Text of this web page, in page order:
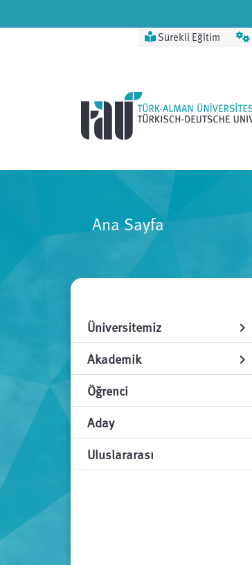
Sürekli Eğitim
Ana Sayfa
Üniversitemiz chevron_right
Akademik chevron_right
Öğrenci
Aday
Uluslararası